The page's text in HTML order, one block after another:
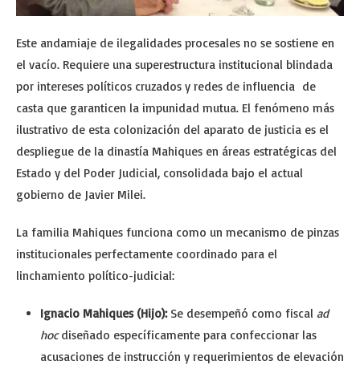
Este andamiaje de ilegalidades procesales no se sostiene en
el vacío. Requiere una superestructura institucional blindada
por intereses políticos cruzados y redes de influencia de
casta que garanticen la impunidad mutua. El fenómeno más
ilustrativo de esta colonización del aparato de justicia es el
despliegue de la dinastía Mahiques en áreas estratégicas del
Estado y del Poder Judicial, consolidada bajo el actual
gobierno de Javier Milei.
La familia Mahiques funciona como un mecanismo de pinzas
institucionales perfectamente coordinado para el
linchamiento político-judicial:
Ignacio Mahiques (Hijo):Se desempeñó como fiscal ad
hocdiseñado específicamente para confeccionar las
acusaciones de instrucción y requerimientos de elevación